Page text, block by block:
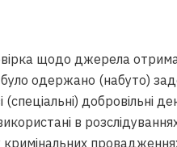
щодо джерела
одержано (набуто)
добровільні
в